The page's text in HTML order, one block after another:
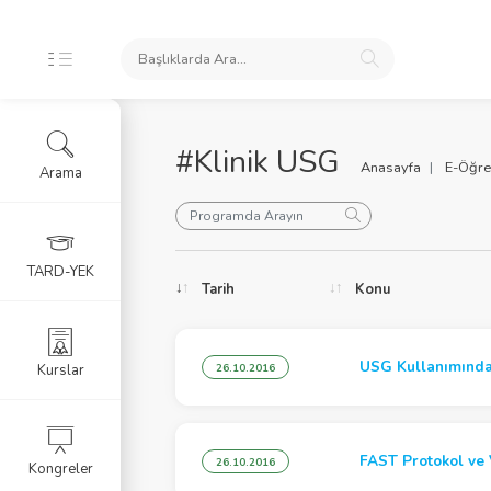
#Klinik USG Anasayfa E-
Tarih Konu
26.10.2016 USG
26.10.2016 FAST Protokol ve
Arama
TARD-YEK
Kurslar
Kongreler